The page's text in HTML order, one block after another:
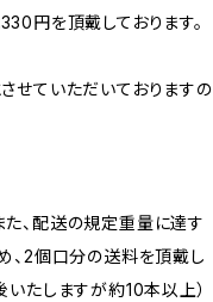
円を頂戴しております。
せていただいておりますの
た、配送の規定重量に達す
、2個口分の送料を頂戴し
いたしますが約10本以上）